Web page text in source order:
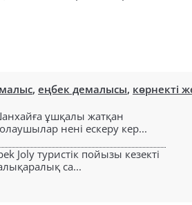
, еңбек демалысы, көрнекті
ұшқалы жатқан
нені ескеру кер...
Joly туристік пойызы кезекті
са...